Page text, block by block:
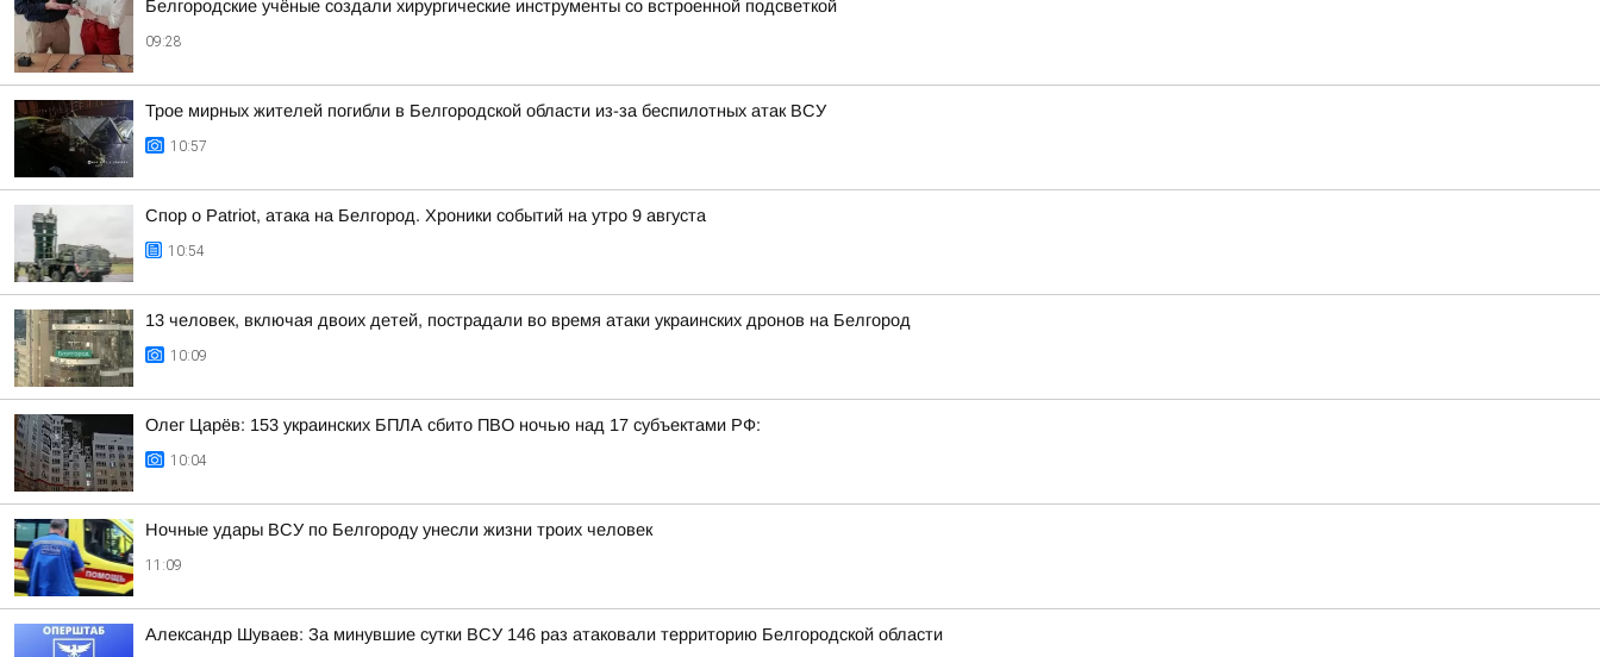
Белгородские учёные создали хирургические инструменты со встроенной подсветкой
09:28
Трое мирных жителей погибли в Белгородской области из-за беспилотных атак ВСУ
10:57
Спор о Patriot, атака на Белгород. Хроники событий на утро 9 августа
10:54
13 человек, включая двоих детей, пострадали во время атаки украинских дронов на Белгород
10:09
Олег Царёв: 153 украинских БПЛА сбито ПВО ночью над 17 субъектами РФ:
10:04
Ночные удары ВСУ по Белгороду унесли жизни троих человек
11:09
Александр Шуваев: За минувшие сутки ВСУ 146 раз атаковали территорию Белгородской области